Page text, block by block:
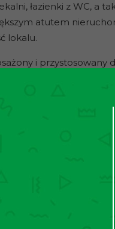
łazienki z WC, a
atutem
lokalu.
i przystosowany
biurowe.
biurowe.
zabudowie, płyta